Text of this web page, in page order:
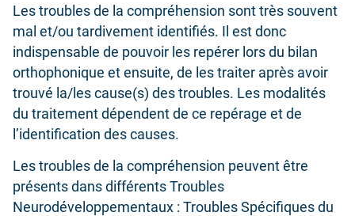
Les troubles de la compréhension sont très souvent
mal et/ou tardivement identifiés. Il est donc
indispensable de pouvoir les repérer lors du bilan
orthophonique et ensuite, de les traiter après avoir
trouvé la/les cause(s) des troubles. Les modalités
du traitement dépendent de ce repérage et de
l’identification des causes.
Les troubles de la compréhension peuvent être
présents dans différents Troubles
Neurodéveloppementaux : Troubles Spécifiques du